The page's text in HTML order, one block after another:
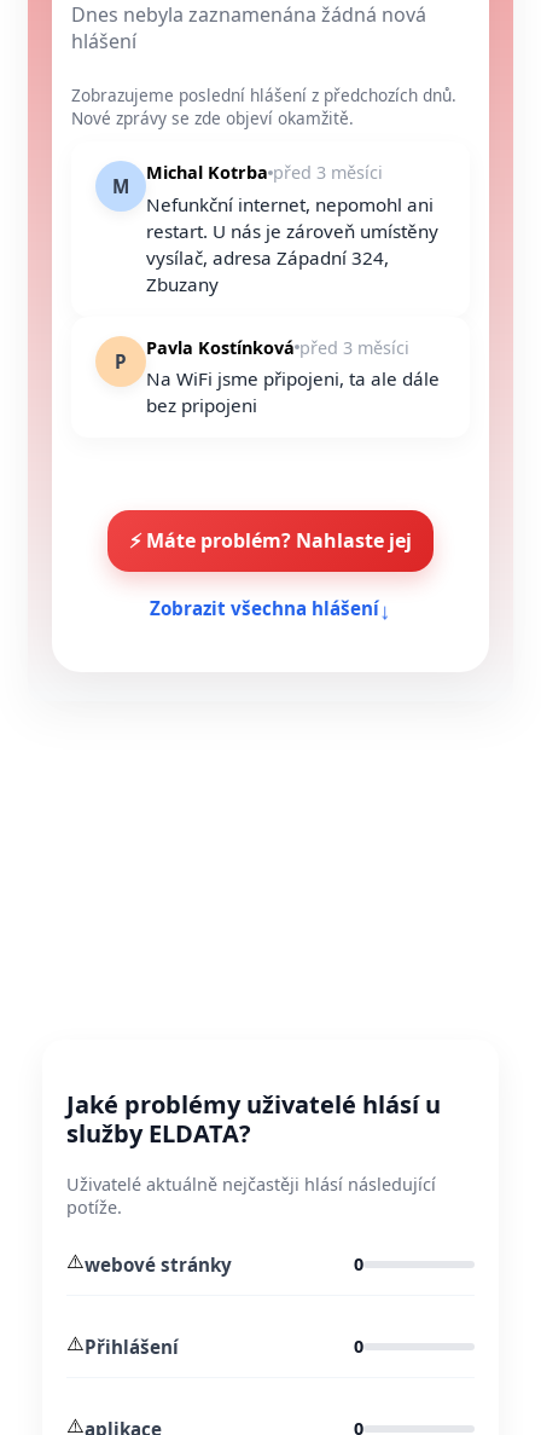
Dnes nebyla zaznamenána žádná nová
hlášení
Zobrazujeme poslední hlášení z předchozích dnů.
Nové zprávy se zde objeví okamžitě.
M
Michal Kotrba před 3 měsíci
Nefunkční internet, nepomohl ani
restart. U nás je zároveň umístěny
vysílač, adresa Západní 324,
Zbuzany
P
Pavla Kostínková před 3 měsíci
Na WiFi jsme připojeni, ta ale dále
bez pripojeni
⚡ Máte problém? Nahlaste jej
Zobrazit všechna hlášení↓
Jaké problémy uživatelé hlásí u
služby ELDATA?
Uživatelé aktuálně nejčastěji hlásí následující
potíže.
⚠️webové stránky 0
⚠️Přihlášení 0
⚠️aplikace 0